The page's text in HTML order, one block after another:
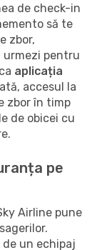
de check-in
să te
zbor,
urmezi pentru
aplicația
accesul la
zbor în timp
de obicei cu
pe
Airline pune
un echipaj